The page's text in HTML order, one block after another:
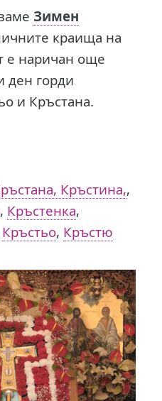
Зимен
краища на
е наричан още
ден горди
и Кръстана.
Кръстина,,
, Кръстенка,
Кръстьо, Кръстю